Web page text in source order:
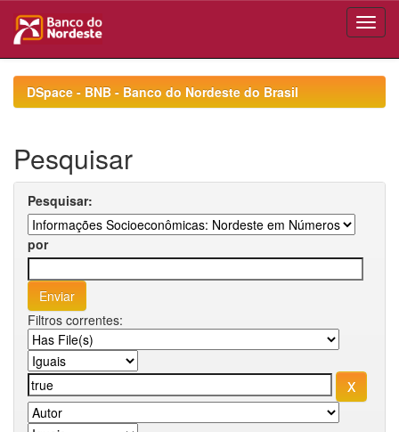
navigationDSpace - BNB - Banco do Nordeste do Brasil
Pesquisar
Pesquisar:
por
Filtros correntes: